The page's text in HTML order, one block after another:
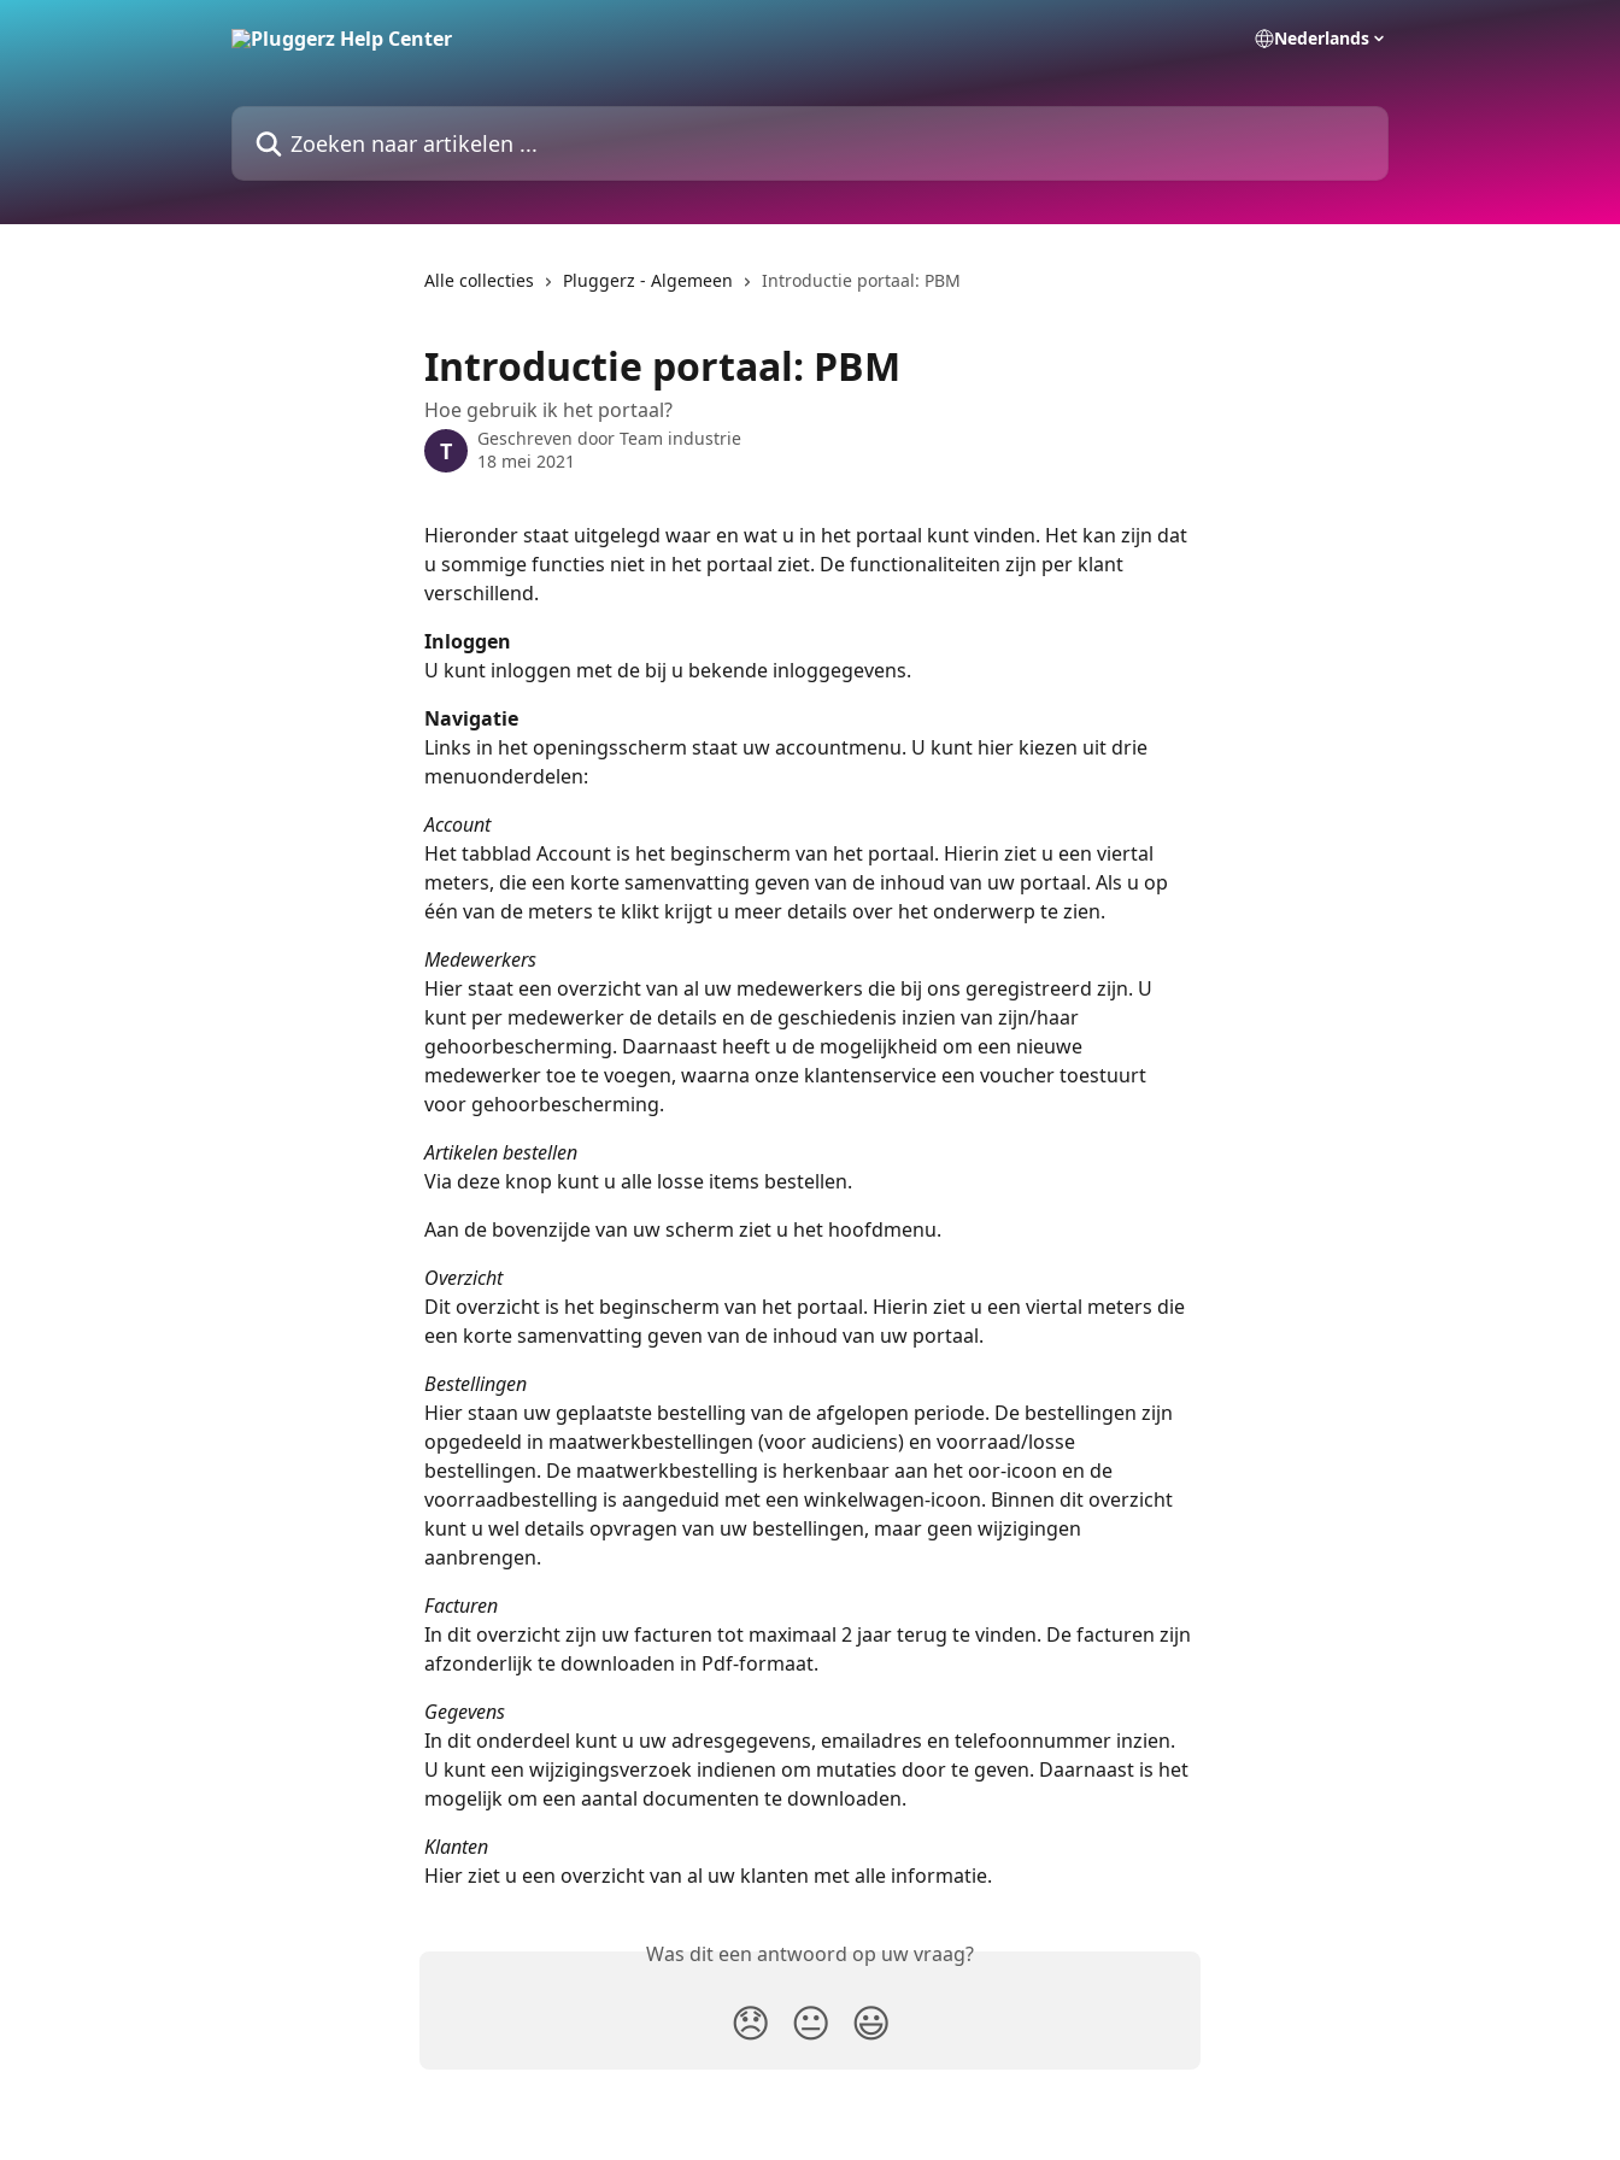
Nederlands
Zoeken naar artikelen ...
Alle collecties Pluggerz - Algemeen Introductie portaal: PBM
Introductie portaal: PBM
Hoe gebruik ik het portaal?
T Geschreven door Team industrie
18 mei 2021
Hieronder staat uitgelegd waar en wat u in het portaal kunt vinden. Het kan zijn dat
u sommige functies niet in het portaal ziet. De functionaliteiten zijn per klant
verschillend.
Inloggen
U kunt inloggen met de bij u bekende inloggegevens.
Navigatie
Links in het openingsscherm staat uw accountmenu. U kunt hier kiezen uit drie
menuonderdelen:
Account
Het tabblad Account is het beginscherm van het portaal. Hierin ziet u een viertal
meters, die een korte samenvatting geven van de inhoud van uw portaal. Als u op
één van de meters te klikt krijgt u meer details over het onderwerp te zien.
Medewerkers
Hier staat een overzicht van al uw medewerkers die bij ons geregistreerd zijn. U
kunt per medewerker de details en de geschiedenis inzien van zijn/haar
gehoorbescherming. Daarnaast heeft u de mogelijkheid om een nieuwe
medewerker toe te voegen, waarna onze klantenservice een voucher toestuurt
voor gehoorbescherming.
Artikelen bestellen
Via deze knop kunt u alle losse items bestellen.
Aan de bovenzijde van uw scherm ziet u het hoofdmenu.
Overzicht
Dit overzicht is het beginscherm van het portaal. Hierin ziet u een viertal meters die
een korte samenvatting geven van de inhoud van uw portaal.
Bestellingen
Hier staan uw geplaatste bestelling van de afgelopen periode. De bestellingen zijn
opgedeeld in maatwerkbestellingen (voor audiciens) en voorraad/losse
bestellingen. De maatwerkbestelling is herkenbaar aan het oor-icoon en de
voorraadbestelling is aangeduid met een winkelwagen-icoon. Binnen dit overzicht
kunt u wel details opvragen van uw bestellingen, maar geen wijzigingen
aanbrengen.
Facturen
In dit overzicht zijn uw facturen tot maximaal 2 jaar terug te vinden. De facturen zijn
afzonderlijk te downloaden in Pdf-formaat.
Gegevens
In dit onderdeel kunt u uw adresgegevens, emailadres en telefoonnummer inzien.
U kunt een wijzigingsverzoek indienen om mutaties door te geven. Daarnaast is het
mogelijk om een aantal documenten te downloaden.
Klanten
Hier ziet u een overzicht van al uw klanten met alle informatie.
Was dit een antwoord op uw vraag?
😞 😐 😃